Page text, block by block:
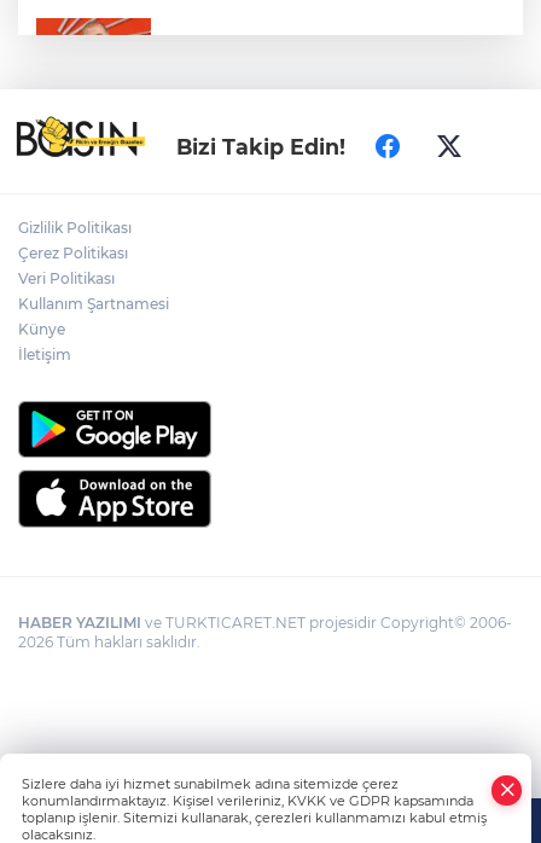
Türkiye ile Vietnam arasında 'hava'da
yeni dönem... Sefer kapasitesi artırıldı
Bizi Takip Edin!
Gizlilik Politikası
Çerez Politikası
Veri Politikası
Kullanım Şartnamesi
Künye
İletişim
HABER YAZILIMI ve TURKTICARET.NET projesidir Copyright© 2006-
2026 Tüm hakları saklıdır.
Sizlere daha iyi hizmet sunabilmek adına sitemizde çerez
konumlandırmaktayız. Kişisel verileriniz, KVKK ve GDPR kapsamında
toplanıp işlenir. Sitemizi kullanarak, çerezleri kullanmamızı kabul etmiş
olacaksınız.